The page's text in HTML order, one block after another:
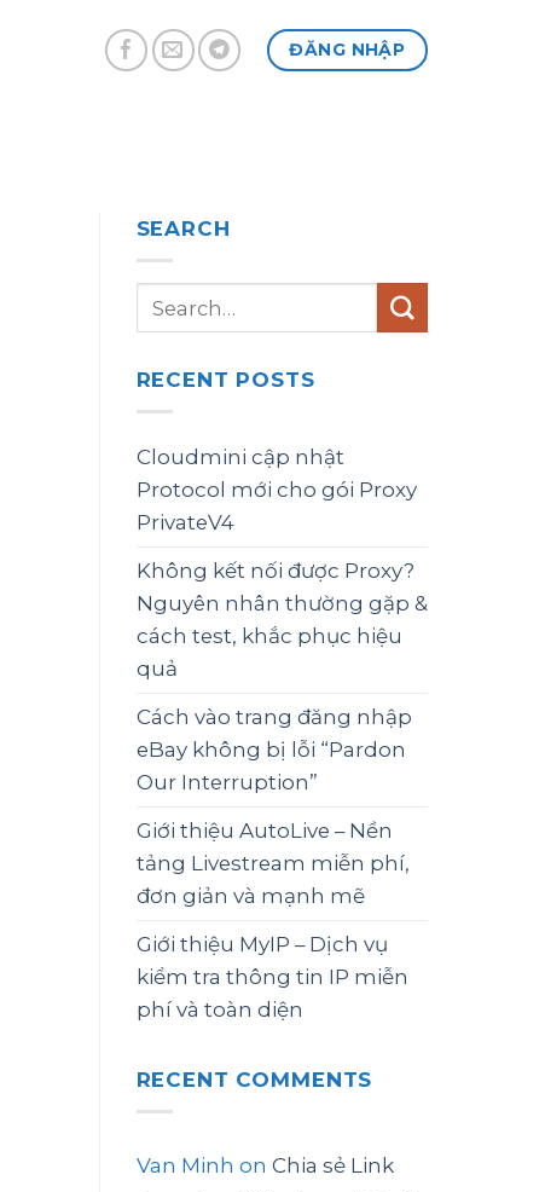
ĐĂNG NHẬP
SEARCH
RECENT POSTS
Cloudmini cập nhật
Protocol mới cho gói Proxy
PrivateV4
Không kết nối được Proxy?
Nguyên nhân thường gặp &
cách test, khắc phục hiệu
quả
Cách vào trang đăng nhập
eBay không bị lỗi “Pardon
Our Interruption”
Giới thiệu AutoLive – Nền
tảng Livestream miễn phí,
đơn giản và mạnh mẽ
Giới thiệu MyIP – Dịch vụ
kiểm tra thông tin IP miễn
phí và toàn diện
RECENT COMMENTS
Van Minh on Chia sẻ Link